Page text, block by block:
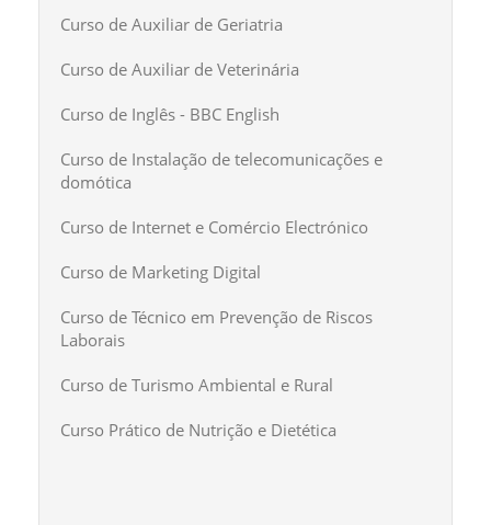
Curso de Auxiliar de Geriatria
Curso de Auxiliar de Veterinária
Curso de Inglês - BBC English
Curso de Instalação de telecomunicações e
domótica
Curso de Internet e Comércio Electrónico
Curso de Marketing Digital
Curso de Técnico em Prevenção de Riscos
Laborais
Curso de Turismo Ambiental e Rural
Curso Prático de Nutrição e Dietética